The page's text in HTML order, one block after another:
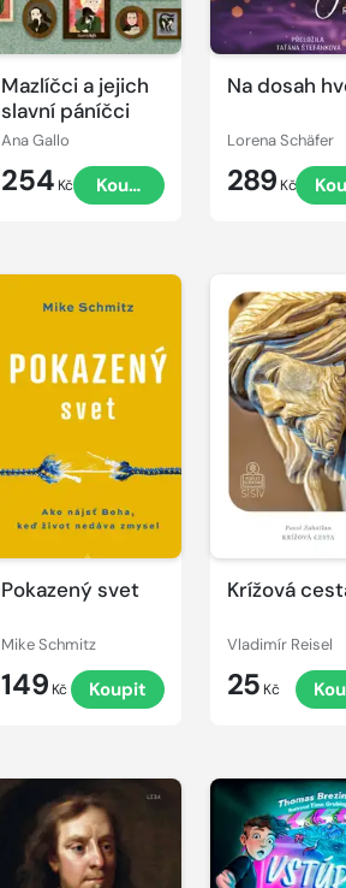
Mazlíčci a jejich
slavní páníčci
Ana Gallo
254 Kč Koupit
Na dosah
Lorena Schäfer
289 Kč
Pokazený svet
Mike Schmitz
149 Kč Koupit
Krížová
Vladimír Reisel
25 Kč